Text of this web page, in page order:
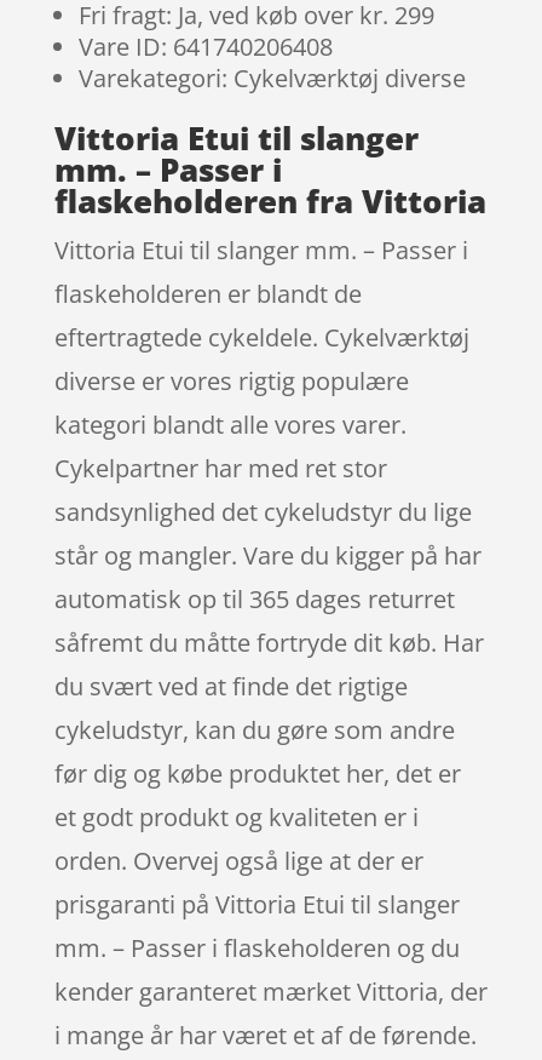
Fri fragt: Ja, ved køb over kr. 299
Vare ID: 641740206408
Varekategori: Cykelværktøj diverse
Vittoria Etui til slanger
mm. – Passer i
flaskeholderen fra Vittoria
Vittoria Etui til slanger mm. – Passer i
flaskeholderen er blandt de
eftertragtede cykeldele. Cykelværktøj
diverse er vores rigtig populære
kategori blandt alle vores varer.
Cykelpartner har med ret stor
sandsynlighed det cykeludstyr du lige
står og mangler. Vare du kigger på har
automatisk op til 365 dages returret
såfremt du måtte fortryde dit køb. Har
du svært ved at finde det rigtige
cykeludstyr, kan du gøre som andre
før dig og købe produktet her, det er
et godt produkt og kvaliteten er i
orden. Overvej også lige at der er
prisgaranti på Vittoria Etui til slanger
mm. – Passer i flaskeholderen og du
kender garanteret mærket Vittoria, der
i mange år har været et af de førende.